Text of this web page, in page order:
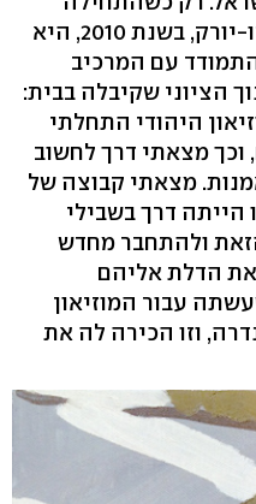
לעבוד במוזיאון היהודי של ניו-יורק, בשנת 2010, היא
עם המרכיב
הציוני שקיבלה בבית:
היהודי התחלתי
מצאתי דרך לחשוב
מצאתי קבוצה של
הייתה דרך בשבילי
ולהתחבר מחדש
הדלת אליהם
עבור המוזיאון
וזו הכירה לה את